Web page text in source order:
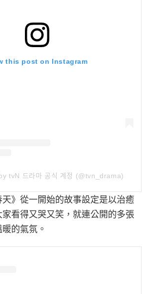
this post on Instagram
드라마 공식 계정 (@tvn_drama)
》從一開始的故事設定是以治癒
看得又哭又笑，就連公開的多張
的氣氛。